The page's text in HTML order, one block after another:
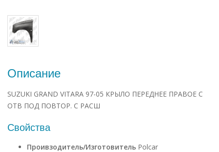
Описание
SUZUKI GRAND VITARA 97-05 КРЫЛО ПЕРЕДНЕЕ ПРАВОЕ С
ОТВ ПОД ПОВТОР. C РАCШ
Свойства
Проивзодитель/Изготовитель Polcar